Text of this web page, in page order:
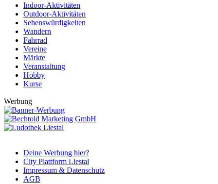
Indoor-Aktivitäten
Outdoor-Aktivitäten
Sehenswürdigkeiten
Wandern
Fahrrad
Vereine
Märkte
Veranstaltung
Hobby
Kurse
Werbung
Deine Werbung hier?
City Plattform Liestal
Impressum & Datenschutz
AGB